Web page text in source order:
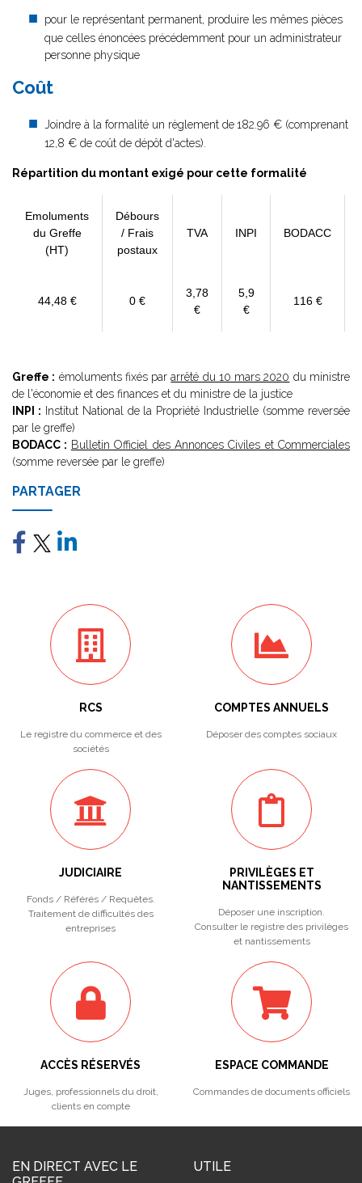
pour le représentant permanent, produire les mêmes pièces
que celles énoncées précédemment pour un administrateur
personne physique
Coût
Joindre à la formalité un règlement de182.96 € (comprenant
12,8 € de coût de dépôt d'actes).
Répartition du montant exigé pour cette formalité
Emoluments
du Greffe
(HT)
Débours
/ Frais
postaux
TVA INPI BODACC
44,48 € 0 €
3,78
€
5,9
€
116 €
Greffe : émoluments fixés pararrêté du 10 mars 2020 du ministre
de l'économie et des finances et du ministre de la justice
INPI : Institut National de la Propriété Industrielle (somme reversée
par le greffe)
BODACC : Bulletin Officiel des Annonces Civiles et Commerciales
(somme reversée par le greffe)
PARTAGER
RCS
Le registre du commerce et des
sociétés
COMPTES ANNUELS
Déposer des comptes sociaux
JUDICIAIRE
Fonds / Référés / Requêtes.
Traitement de difficultés des
entreprises
PRIVILÈGES ET
NANTISSEMENTS
Déposer une inscription.
Consulter le registre des privilèges
et nantissements
ACCÈS RÉSERVÉS
Juges, professionnels du droit,
clients en compte
ESPACE COMMANDE
Commandes de documents officiels
EN DIRECT AVEC LE
UTILE